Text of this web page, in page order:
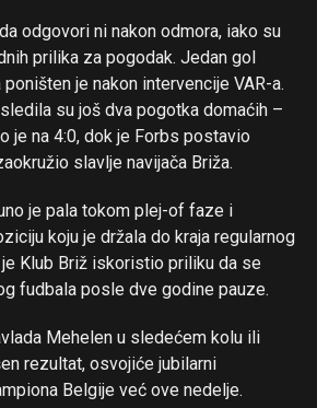
odgovori ni nakon odmora, iako su
prilika za pogodak. Jedan gol
je nakon intervencije VAR-a.
su još dva pogotka domaćih –
je na 4:0, dok je Forbs postavio
slavlje navijača Briža.
je pala tokom plej-of faze i
koju je držala do kraja regularnog
Klub Briž iskoristio priliku da se
fudbala posle dve godine pauze.
Mehelen u sledećem kolu ili
rezultat, osvojiće jubilarni
Belgije već ove nedelje.